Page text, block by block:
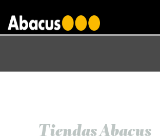
Tiendas Abacus